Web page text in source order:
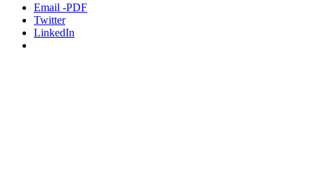
Email -PDF
Twitter
LinkedIn